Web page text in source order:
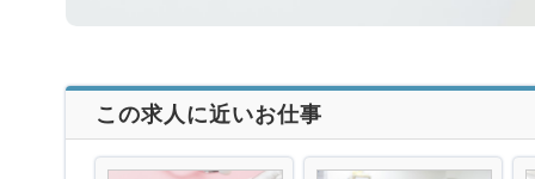
この求人に近いお仕事